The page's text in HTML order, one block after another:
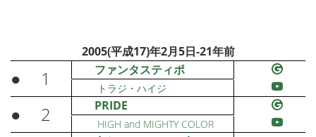
2005(平成17)年2月5日-21年前
● 1 ファンタスティポ
トラジ・ハイジ
● 2 PRIDE
HIGH and MIGHTY COLOR